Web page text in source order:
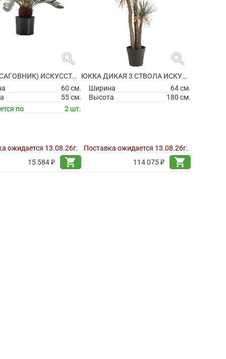
search
ЦИКАС (САГОВНИК) ИСКУССТВЕННЫЙ
60 см.
55 см.
по
2 шт.
ожидается 13.08.26г.
15 584 ₽
shopping_cart
search
ЮККА ДИКАЯ 3 СТВОЛА ИСКУССТВЕННАЯ
Ширина
64 см.
Высота
180 см.
Поставка ожидается 13.08.26г.
114 075 ₽
shopping_cart